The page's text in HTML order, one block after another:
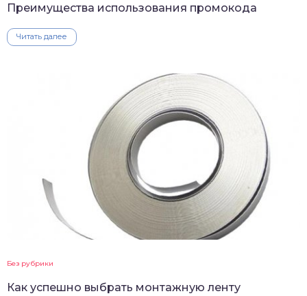
Преимущества использования промокода
Читать далее
Без рубрики
Как успешно выбрать монтажную ленту